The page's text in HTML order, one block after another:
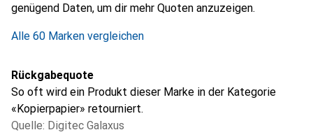
genügend Daten, um dir mehr Quoten anzuzeigen.
Alle 60 Marken vergleichen
Rückgabequote
So oft wird ein Produkt dieser Marke in der Kategorie
«Kopierpapier» retourniert.
Quelle: Digitec Galaxus